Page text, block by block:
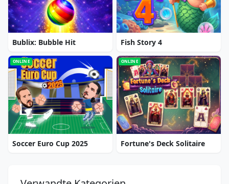
Bublix: Bubble Hit Fish Story 4
ONLINE
Soccer Euro Cup 2025
ONLINE
Fortune's Deck Solitaire